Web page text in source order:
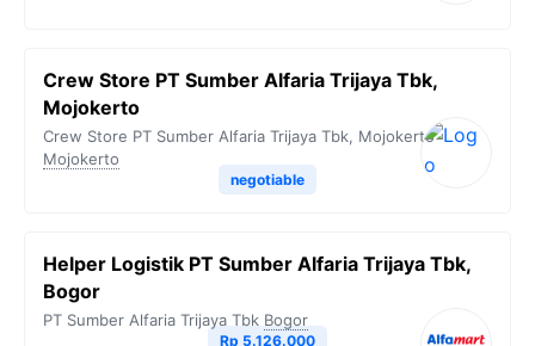
Crew Store PT Sumber Alfaria Trijaya Tbk,
Mojokerto
Crew Store PT Sumber Alfaria Trijaya Tbk, Mojokerto
Mojokerto
negotiable
Helper Logistik PT Sumber Alfaria Trijaya Tbk,
Bogor
PT Sumber Alfaria Trijaya Tbk Bogor
Rp 5.126.000